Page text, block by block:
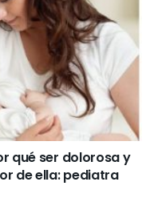
qué ser dolorosa y
de ella: pediatra